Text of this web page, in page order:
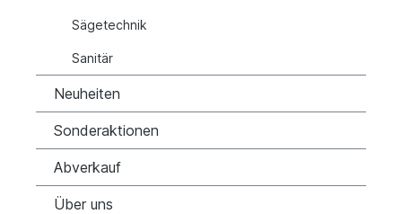
Sägetechnik
Sanitär
Neuheiten
Sonderaktionen
Abverkauf
Über uns